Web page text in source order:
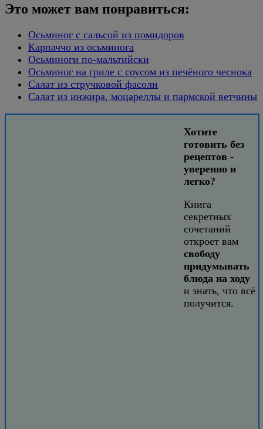
Это может вам понравиться:
Осьминог с сальсой из помидоров
Карпаччо из осьминога
Осьминоги по-мальтийски
Осьминог на гриле с соусом из печёного чеснока
Салат из стручковой фасоли
Салат из инжира, моцареллы и пармской ветчины
Хотите
готовить без
рецептов -
уверенно и
легко?
Книга
секретных
сочетаний
откроет вам
свободу
придумывать
блюда на ходу
и знать, что всё
получится.